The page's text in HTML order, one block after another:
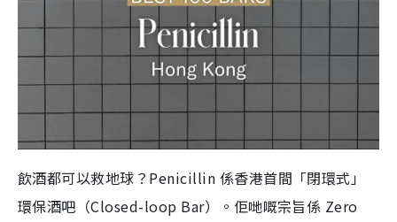
飲酒都可以救地球？Penicillin 係香港首間「閉環式」
環保酒吧（Closed-loop Bar）。佢哋嘅宗旨係 Zero